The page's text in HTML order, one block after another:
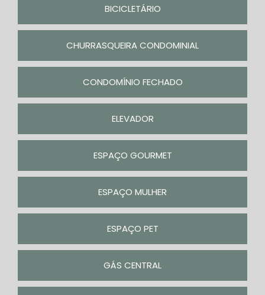
BICICLETÁRIO
CHURRASQUEIRA CONDOMINIAL
CONDOMÍNIO FECHADO
ELEVADOR
ESPAÇO GOURMET
ESPAÇO MULHER
ESPAÇO PET
GÁS CENTRAL